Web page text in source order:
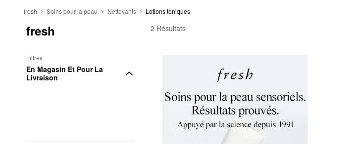
fresh Soins pour la peau Nettoyants Lotions toniques
fresh
Filtres
En Magasin Et Pour La
Livraison
fresh Lotions toniques
2 Résultats